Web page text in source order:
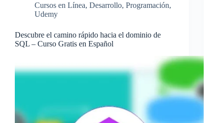
Cursos en Línea, Desarrollo, Programación,
Udemy
Descubre el camino rápido hacia el dominio de
SQL – Curso Gratis en Español